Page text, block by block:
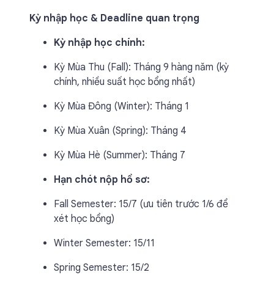
Kỳ nhập học & Deadline quan trọng
Kỳ nhập học chính:
Kỳ Mùa Thu (Fall): Tháng 9 hàng năm (kỳ
chính, nhiều suất học bổng nhất)
Kỳ Mùa Đông (Winter): Tháng 1
Kỳ Mùa Xuân (Spring): Tháng 4
Kỳ Mùa Hè (Summer): Tháng 7
Hạn chót nộp hồ sơ:
Fall Semester: 15/7 (ưu tiên trước 1/6 để
xét học bổng)
Winter Semester: 15/11
Spring Semester: 15/2